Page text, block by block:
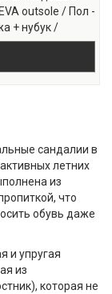
outsole / Пол -
+ нубук /
сандалии в
летних
из
что
обувь даже
и упругая
из
которая не